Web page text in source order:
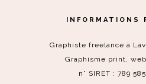
INFORMATIONS
Graphiste freelance à
Graphisme print,
n° SIRET : 789